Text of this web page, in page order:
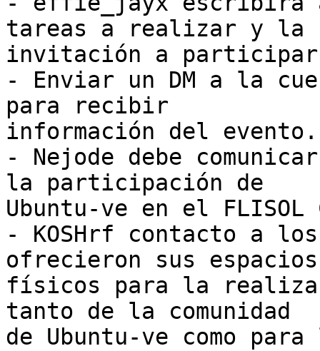
tareas a realizar y la
invitación a
- Enviar un DM a la
para recibir
información del evento.
- Nejode debe
la participación de
Ubuntu-ve en el FLISOL
- KOSHrf contacto a los
ofrecieron sus espacios
físicos para la
tanto de la comunidad
de Ubuntu-ve como